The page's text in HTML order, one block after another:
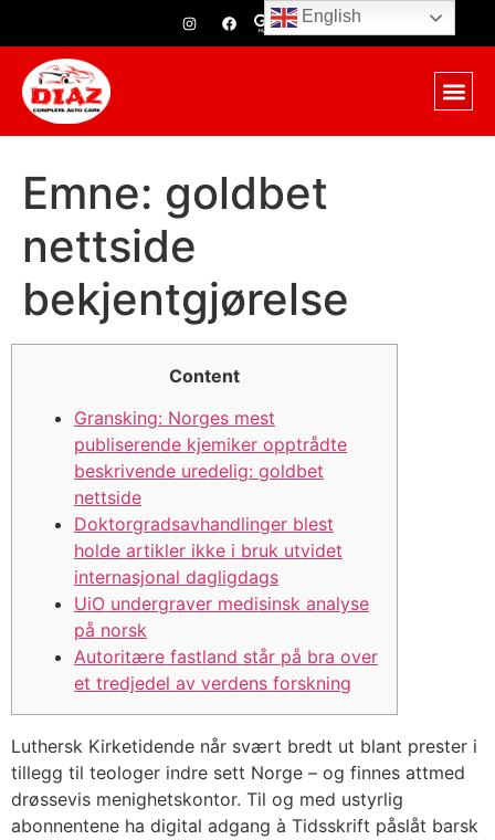
Emne: goldbet
nettside
bekjentgjørelse
Content
Gransking: Norges mest
publiserende kjemiker opptrådte
beskrivende uredelig: goldbet
nettside
Doktorgrads­avhandlinger blest
holde artikler ikke i bruk utvidet
internasjonal dagligdags
UiO undergraver medisinsk analyse
på norsk
Autoritære fastland står på bra over
et tredjedel av verdens forskning
Luthersk Kirketidende når svært bredt ut blant prester i
tillegg til teologer indre sett Norge – og finnes attmed
drøssevis menighetskontor. Til og med ustyrlig
abonnentene ha digital adgang à Tidsskrift påslåt barsk
English